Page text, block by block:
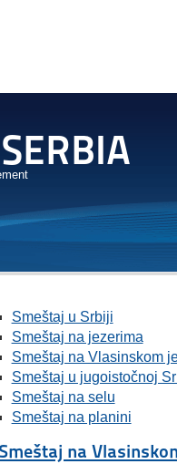
Smeštaj u Srbiji
Smeštaj na jezerima
Smeštaj na Vlasinskom
Smeštaj u jugoistočnoj
Smeštaj na selu
Smeštaj na planini
Smeštaj na